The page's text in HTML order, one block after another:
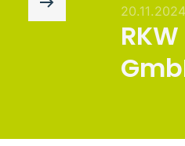
20.11.2024